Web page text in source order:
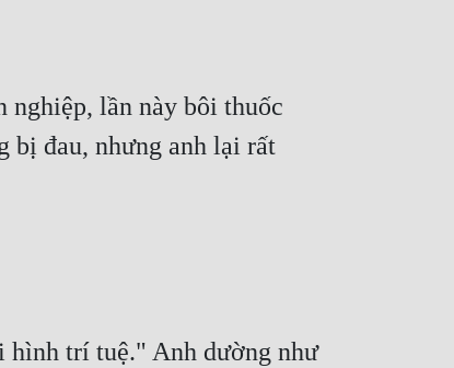
nghiệp, lần này bôi thuốc
bị đau, nhưng anh lại rất
hình trí tuệ." Anh dường như